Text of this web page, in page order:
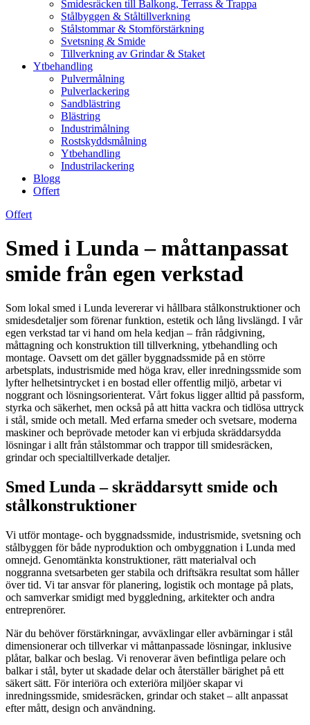
Smidesräcken till Balkong, Terrass & Trappa
Stålbyggen & Ståltillverkning
Stålstommar & Stomförstärkning
Svetsning & Smide
Tillverkning av Grindar & Staket
Ytbehandling
Pulvermålning
Pulverlackering
Sandblästring
Blästring
Industrimålning
Rostskyddsmålning
Ytbehandling
Industrilackering
Blogg
Offert
Offert
Smed i Lunda – måttanpassat
smide från egen verkstad
Som lokal smed i Lunda levererar vi hållbara stålkonstruktioner och
smidesdetaljer som förenar funktion, estetik och lång livslängd. I vår
egen verkstad tar vi hand om hela kedjan – från rådgivning,
måttagning och konstruktion till tillverkning, ytbehandling och
montage. Oavsett om det gäller byggnadssmide på en större
arbetsplats, industrismide med höga krav, eller inredningssmide som
lyfter helhetsintrycket i en bostad eller offentlig miljö, arbetar vi
noggrant och lösningsorienterat. Vårt fokus ligger alltid på passform,
styrka och säkerhet, men också på att hitta vackra och tidlösa uttryck
i stål, smide och metall. Med erfarna smeder och svetsare, moderna
maskiner och beprövade metoder kan vi erbjuda skräddarsydda
lösningar i allt från stålstommar och trappor till smidesräcken,
grindar och specialtillverkade detaljer.
Smed Lunda – skräddarsytt smide och
stålkonstruktioner
Vi utför montage- och byggnadssmide, industrismide, svetsning och
stålbyggen för både nyproduktion och ombyggnation i Lunda med
omnejd. Genomtänkta konstruktioner, rätt materialval och
noggranna svetsarbeten ger stabila och driftsäkra resultat som håller
över tid. Vi tar ansvar för planering, logistik och montage på plats,
och samverkar smidigt med byggledning, arkitekter och andra
entreprenörer.
När du behöver förstärkningar, avväxlingar eller avbärningar i stål
dimensionerar och tillverkar vi måttanpassade lösningar, inklusive
plåtar, balkar och beslag. Vi renoverar även befintliga pelare och
balkar i stål, byter ut skadade delar och återställer bärighet på ett
säkert sätt. För interiöra och exteriöra miljöer skapar vi
inredningssmide, smidesräcken, grindar och staket – allt anpassat
efter mått, design och användning.